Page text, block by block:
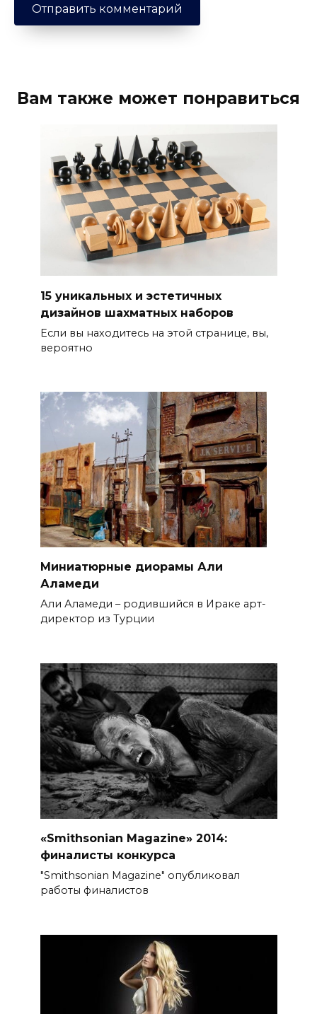
Вам также может понравиться
15 уникальных и эстетичных
дизайнов шахматных наборов
Если вы находитесь на этой странице, вы,
вероятно
Миниатюрные диорамы Али
Аламеди
Али Аламеди – родившийся в Ираке арт-
директор из Турции
«Smithsonian Magazine» 2014:
финалисты конкурса
"Smithsonian Magazine" опубликовал
работы финалистов